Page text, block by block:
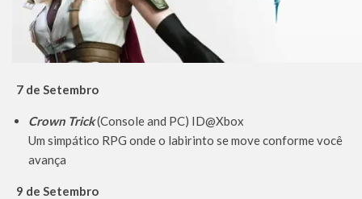
7 de Setembro
Crown Trick(Console and PC) ID@Xbox
Um simpático RPG onde o labirinto se move conforme você
avança
9 de Setembro